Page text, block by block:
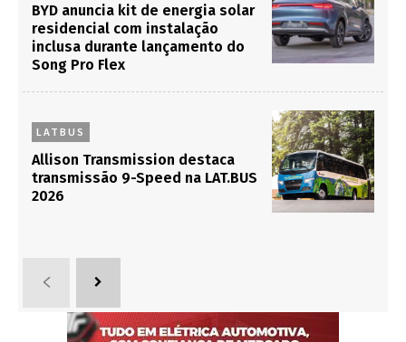
BYD anuncia kit de energia solar
residencial com instalação
inclusa durante lançamento do
Song Pro Flex
LATBUS
Allison Transmission destaca
transmissão 9-Speed na LAT.BUS
2026